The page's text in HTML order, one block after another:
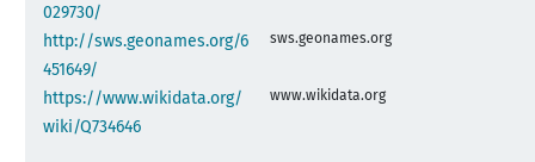
029730/
http://sws.geonames.org/6
451649/
sws.geonames.org
https://www.wikidata.org/
wiki/Q734646
www.wikidata.org